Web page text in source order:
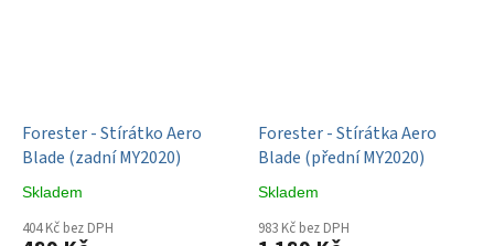
Forester - Stírátko Aero
Blade (zadní MY2020)
Skladem
404 Kč bez DPH
Forester - Stírátka Aero
Blade (přední MY2020)
Skladem
983 Kč bez DPH